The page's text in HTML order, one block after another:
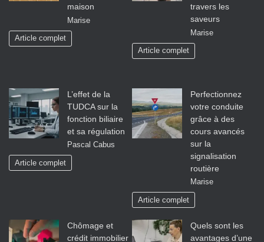
maison
Marise
Article complet
travers les
saveurs
Marise
Article complet
L’effet de la
TUDCA sur la
fonction biliaire
et sa régulation
Pascal Cabus
Article complet
Perfectionnez
votre conduite
grâce à des
cours avancés
sur la
signalisation
routière
Marise
Article complet
Chômage et
crédit immobilier
Quels sont les
avantages d’une